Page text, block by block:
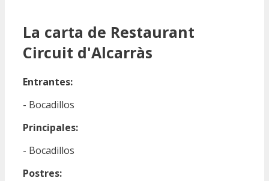
La carta de Restaurant
Circuit d'Alcarràs
Entrantes:
- Bocadillos
Principales:
- Bocadillos
Postres: